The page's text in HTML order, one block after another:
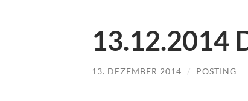
13.12.2014
13. DEZEMBER 2014 / POSTING